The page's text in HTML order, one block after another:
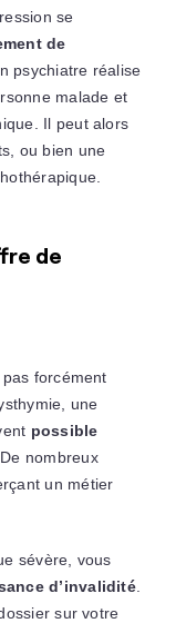
se
de
psychiatre réalise
malade et
Il peut alors
ou bien une
de
forcément
une
possible
. De nombreux
un métier
sévère, vous
d’invalidité.
sur votre